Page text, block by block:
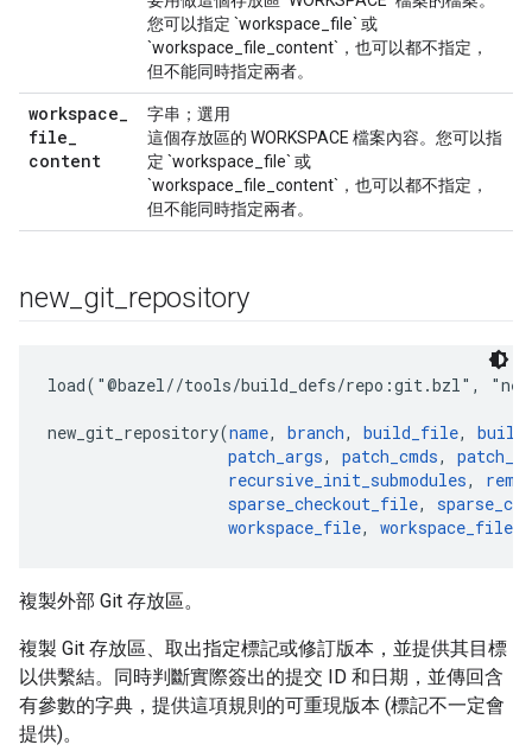
您可以指定 `workspace_file` 或
`workspace_file_content`，也可以都不指定，
但不能同時指定兩者。
workspace_
file_
content
字串；選用
這個存放區的 WORKSPACE 檔案內容。您可以指
定 `workspace_file` 或
`workspace_file_content`，也可以都不指定，
但不能同時指定兩者。
new_ git repository
load("@bazel//tools/build_defs/repo:git.bzl",
new_git_repository(name, branch, build_file,
patch_args, patch_cmds,
recursive_init_submodules,
sparse_checkout_file,
workspace_file,
複製外部 Git 存放區。
複製 Git 存放區、取出指定標記或修訂版本，並提供其目標
以供繫結。同時判斷實際簽出的提交 ID 和日期，並傳回含
有參數的字典，提供這項規則的可重現版本 (標記不一定會
提供)。